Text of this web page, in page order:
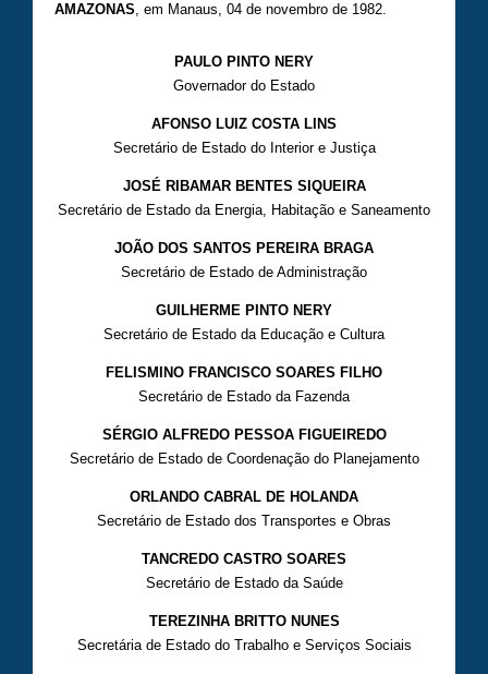
AMAZONAS, em Manaus, 04 de novembro de 1982.
PAULO PINTO NERY
Governador do Estado
AFONSO LUIZ COSTA LINS
Secretário de Estado do Interior e Justiça
JOSÉ RIBAMAR BENTES SIQUEIRA
Secretário de Estado da Energia, Habitação e Saneamento
JOÃO DOS SANTOS PEREIRA BRAGA
Secretário de Estado de Administração
GUILHERME PINTO NERY
Secretário de Estado da Educação e Cultura
FELISMINO FRANCISCO SOARES FILHO
Secretário de Estado da Fazenda
SÉRGIO ALFREDO PESSOA FIGUEIREDO
Secretário de Estado de Coordenação do Planejamento
ORLANDO CABRAL DE HOLANDA
Secretário de Estado dos Transportes e Obras
TANCREDO CASTRO SOARES
Secretário de Estado da Saúde
TEREZINHA BRITTO NUNES
Secretária de Estado do Trabalho e Serviços Sociais